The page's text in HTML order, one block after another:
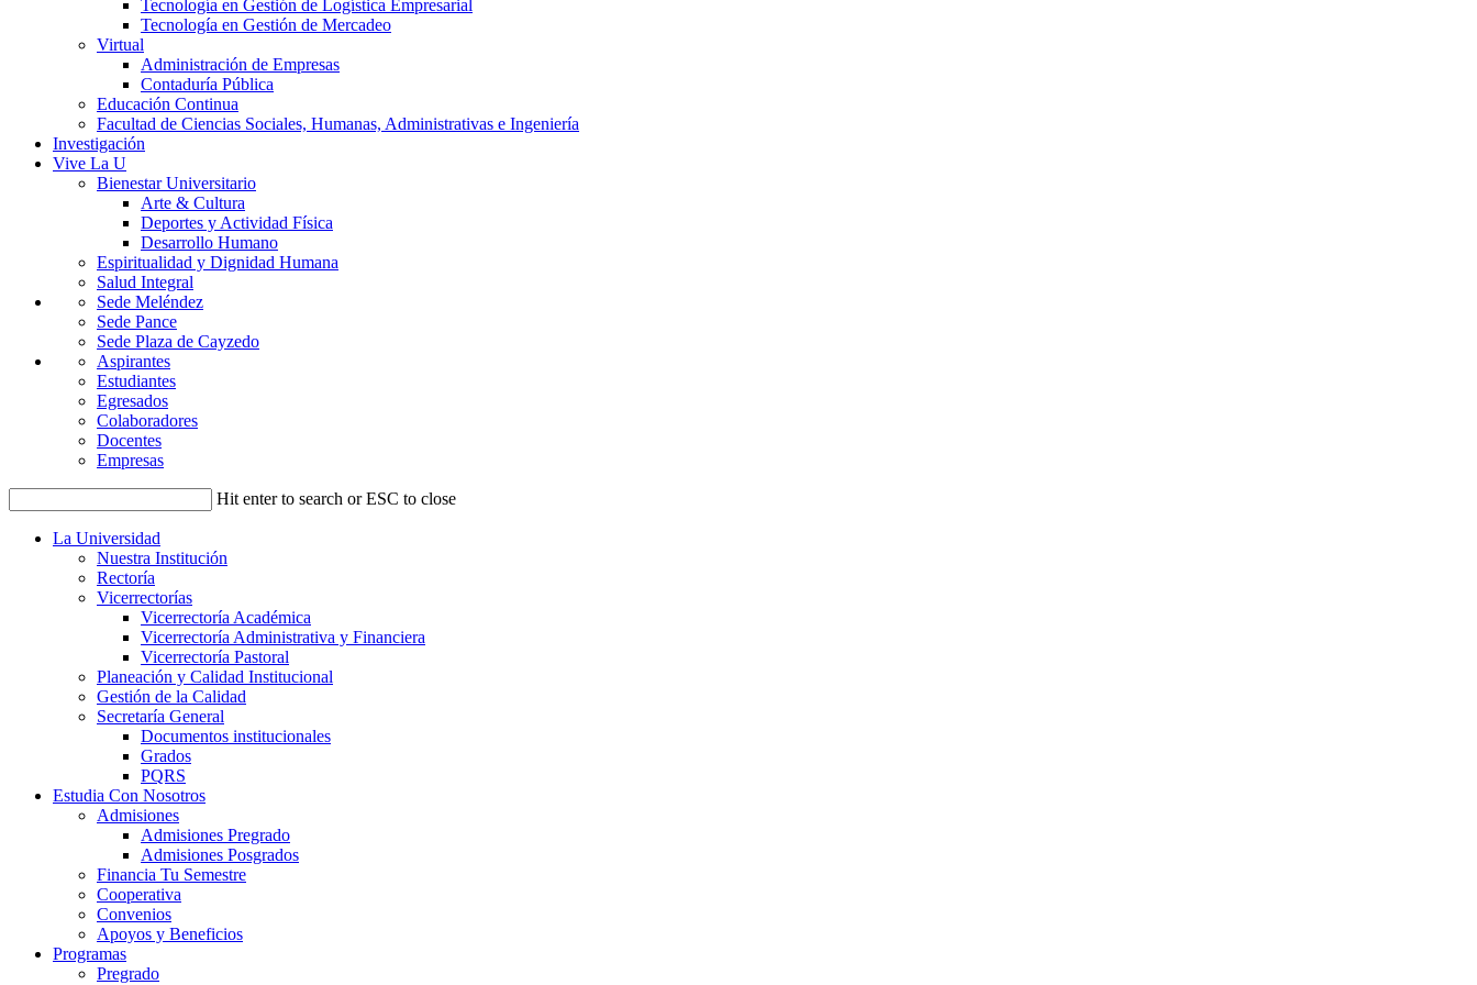
Tecnología en Gestión de Logística Empresarial
Tecnología en Gestión de Mercadeo
Virtual
Administración de Empresas
Contaduría Pública
Educación Continua
Facultad de Ciencias Sociales, Humanas, Administrativas e Ingeniería
Investigación
Vive La U
Bienestar Universitario
Arte & Cultura
Deportes y Actividad Física
Desarrollo Humano
Espiritualidad y Dignidad Humana
Salud Integral
Sede Meléndez
Sede Pance
Sede Plaza de Cayzedo
Aspirantes
Estudiantes
Egresados
Colaboradores
Docentes
Empresas
Hit enter to search or ESC to close
La Universidad
Nuestra Institución
Rectoría
Vicerrectorías
Vicerrectoría Académica
Vicerrectoría Administrativa y Financiera
Vicerrectoría Pastoral
Planeación y Calidad Institucional
Gestión de la Calidad
Secretaría General
Documentos institucionales
Grados
PQRS
Estudia Con Nosotros
Admisiones
Admisiones Pregrado
Admisiones Posgrados
Financia Tu Semestre
Cooperativa
Convenios
Apoyos y Beneficios
Programas
Pregrado